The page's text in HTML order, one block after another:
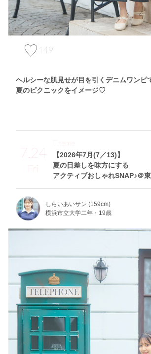
149
ヘルシーな肌見せが目を引くデニムワンピ
夏のピクニックをイメージ♡
7.24
Fri
【2026年7月(7／13)】
夏の日差しを味方にする
アクティブおしゃれSNAP♪＠
Theme
しらいあいサン (159cm)
横浜市立大学二年・19歳